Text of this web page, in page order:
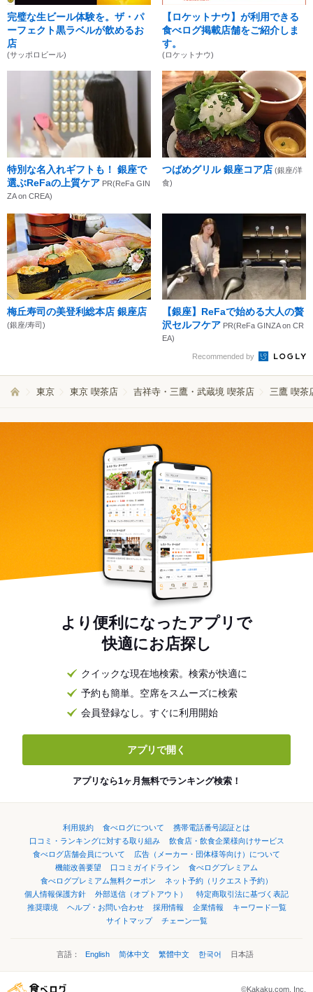
完璧な生ビール体験を。ザ・パ
ーフェクト黒ラベルが飲めるお
店
(サッポロビール)
【ロケットナウ】が利用できる
食べログ掲載店舗をご紹介しま
す。
(ロケットナウ)
特別な名入れギフトも！ 銀座で
選ぶReFaの上質ケア PR(ReFa GIN
ZA on CREA)
つばめグリル 銀座コア店 (銀座/洋
食)
梅丘寿司の美登利総本店 銀座店
(銀座/寿司)
【銀座】ReFaで始める大人の贅
沢セルフケア PR(ReFa GINZA on CR
EA)
Recommended by
東京 東京 喫茶店 吉祥寺・三鷹・武蔵境 喫茶店 三鷹 喫茶
より便利になったアプリで
快適にお店探し
クイックな現在地検索。検索が快適に
予約も簡単。空席をスムーズに検索
会員登録なし。すぐに利用開始
アプリで開く
アプリなら1ヶ月無料でランキング検索！
利用規約 食べログについて
携帯電話番号認証とは
口コミ・ランキングに対する取り組み
飲食店・飲食企業様向けサービス
食べログ店舗会員について
広告（メーカー・団体様等向け）について
機能改善要望
口コミガイドライン
食べログプレミアム
食べログプレミアム無料クーポン
ネット予約（リクエスト予約）
個人情報保護方針
外部送信（オプトアウト）
特定商取引法に基づく表記
推奨環境
ヘルプ・お問い合わせ 採用情報 企業情報
キーワード一覧
サイトマップ
チェーン一覧
言語： English 简体中文 繁體中文 한국어 日本語
©Kakaku.com, Inc.